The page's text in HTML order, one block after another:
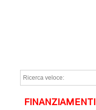
FINANZIAMENTI